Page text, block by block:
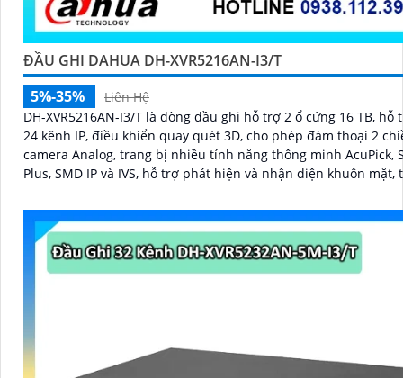
ĐẦU GHI DAHUA DH-XVR5216AN-I3/T
5%-35%
Liên Hệ
DH-XVR5216AN-I3/T là dòng đầu ghi hỗ trợ 2 ổ cứng 16 TB, hỗ
24 kênh IP, điều khiển quay quét 3D, cho phép đàm thoại 2
camera Analog, trang bị nhiều tính năng thông minh AcuPick,
Plus, SMD IP và IVS, hỗ trợ phát hiện và nhận diện khuôn mặt,